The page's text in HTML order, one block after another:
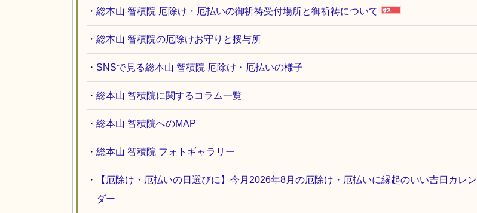
・ 総本山 智積院 厄除け・厄払いの御祈祷受付場所と御祈祷について
・ 総本山 智積院の厄除けお守りと授与所
・ SNSで見る総本山 智積院 厄除け・厄払いの様子
・ 総本山 智積院に関するコラム一覧
・ 総本山 智積院へのMAP
・ 総本山 智積院 フォトギャラリー
・
【厄除け・厄払いの日選びに】今月2026年8月の厄除け・厄払いに縁起のいい吉日カレン
ダー